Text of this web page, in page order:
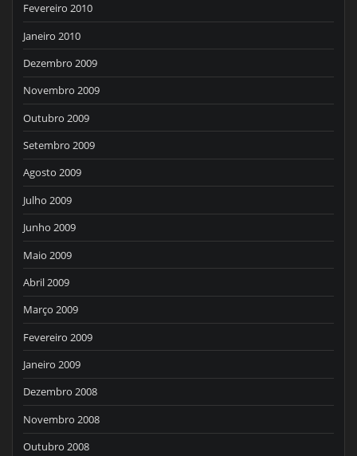
Fevereiro 2010
Janeiro 2010
Dezembro 2009
Novembro 2009
Outubro 2009
Setembro 2009
Agosto 2009
Julho 2009
Junho 2009
Maio 2009
Abril 2009
Março 2009
Fevereiro 2009
Janeiro 2009
Dezembro 2008
Novembro 2008
Outubro 2008